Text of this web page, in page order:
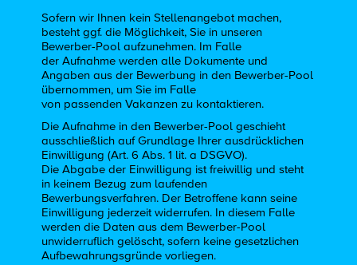
Sofern wir Ihnen kein Stellenangebot machen,
besteht ggf. die Möglichkeit, Sie in unseren
Bewerber-Pool aufzunehmen. Im Falle
der Aufnahme werden alle Dokumente und
Angaben aus der Bewerbung in den Bewerber-Pool
übernommen, um Sie im Falle
von passenden Vakanzen zu kontaktieren.
Die Aufnahme in den Bewerber-Pool geschieht
ausschließlich auf Grundlage Ihrer ausdrücklichen
Einwilligung (Art. 6 Abs. 1 lit. a DSGVO).
Die Abgabe der Einwilligung ist freiwillig und steht
in keinem Bezug zum laufenden
Bewerbungsverfahren. Der Betroffene kann seine
Einwilligung jederzeit widerrufen. In diesem Falle
werden die Daten aus dem Bewerber-Pool
unwiderruflich gelöscht, sofern keine gesetzlichen
Aufbewahrungsgründe vorliegen.